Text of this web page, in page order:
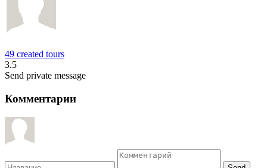
49 created tours
3.5
Send private message
Комментарии